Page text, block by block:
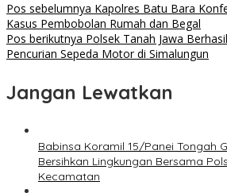
Pos sebelumnya Kapolres Batu Bara
Kasus Pembobolan Rumah dan Begal
Pos berikutnya Polsek Tanah Jawa
Pencurian Sepeda Motor di Simalungun
Jangan Lewatkan
Babinsa Koramil 15/Panei Tongah
Bersihkan Lingkungan Bersama
Kecamatan